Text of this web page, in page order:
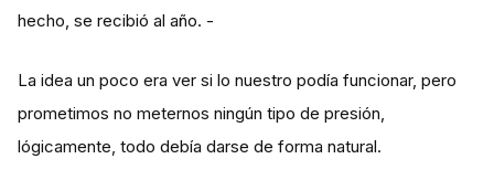
hecho, se recibió al año. -
La idea un poco era ver si lo nuestro podía funcionar, pero
prometimos no meternos ningún tipo de presión,
lógicamente, todo debía darse de forma natural.